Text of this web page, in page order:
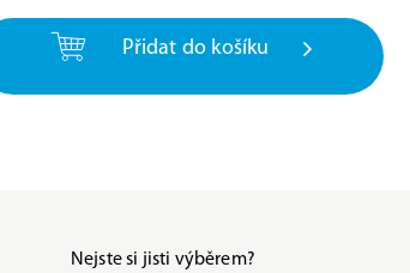
Přidat do košíku
Nejste si jisti výběrem?